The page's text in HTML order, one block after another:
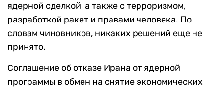
ядерной сделкой, а также с терроризмом,
разработкой ракет и правами человека. По
словам чиновников, никаких решений еще не
принято.
Соглашение об отказе Ирана от ядерной
программы в обмен на снятие экономических